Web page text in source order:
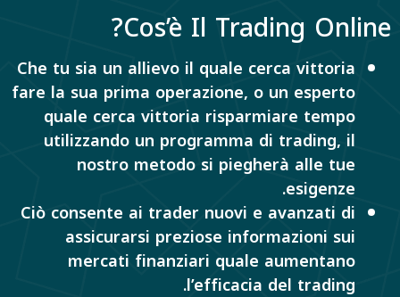
Cos’è Il Trading Online?
Che tu sia un allievo il quale cerca vittoria
fare la sua prima operazione, o un esperto
quale cerca vittoria risparmiare tempo
utilizzando un programma di trading, il
nostro metodo si piegherà alle tue
esigenze.
Ciò consente ai trader nuovi e avanzati di
assicurarsi preziose informazioni sui
mercati finanziari quale aumentano
l’efficacia del trading.